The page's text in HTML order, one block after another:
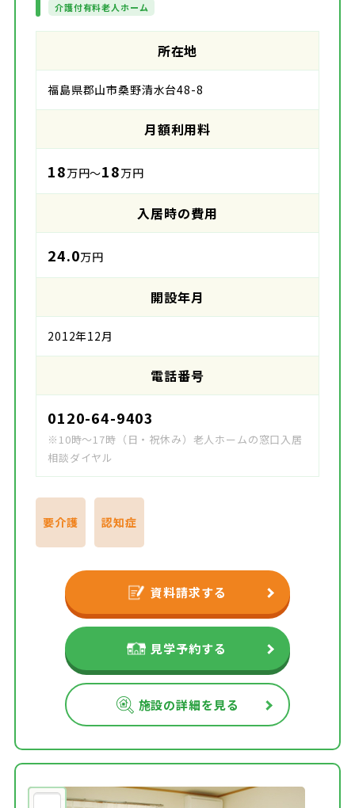
介護付有料老人ホーム
所在地
福島県郡山市桑野清水台48-8
月額利用料
18万円～18万円
入居時の費用
24.0万円
開設年月
2012年12月
電話番号
0120-64-9403
※10時～17時（日・祝休み）老人ホームの窓口入居
相談ダイヤル
要介護 認知症
資料請求する
見学予約する
施設の詳細を見る